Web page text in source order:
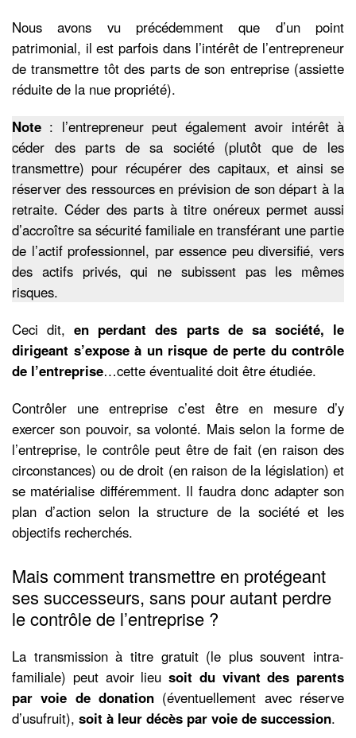
Nous avons vu précédemment que d’un point
patrimonial, il est parfois dans l’intérêt de l’entrepreneur
de transmettre tôt des parts de son entreprise (assiette
réduite de la nue propriété).
Note : l’entrepreneur peut également avoir intérêt à
céder des parts de sa société (plutôt que de les
transmettre) pour récupérer des capitaux, et ainsi se
réserver des ressources en prévision de son départ à la
retraite. Céder des parts à titre onéreux permet aussi
d’accroître sa sécurité familiale en transférant une partie
de l’actif professionnel, par essence peu diversifié, vers
des actifs privés, qui ne subissent pas les mêmes
risques.
Ceci dit,en perdant des parts de sa société, le
dirigeant s’expose à un risque de perte du contrôle
de l’entreprise…cette éventualité doit être étudiée.
Contrôler une entreprise c’est être en mesure d’y
exercer son pouvoir, sa volonté. Mais selon la forme de
l’entreprise, le contrôle peut être de fait (en raison des
circonstances) ou de droit (en raison de la législation) et
se matérialise différemment. Il faudra donc adapter son
plan d’action selon la structure de la société et les
objectifs recherchés.
Mais comment transmettre en protégeant
ses successeurs, sans pour autant perdre
le contrôle de l’entreprise ?
La transmission à titre gratuit (le plus souvent intra-
familiale) peut avoir lieu soit du vivant des parents
par voie de donation (éventuellement avec réserve
d’usufruit), soit à leur décès par voie de succession.